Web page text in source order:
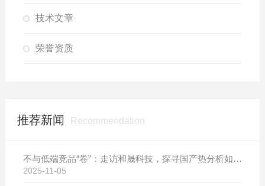
技术文章
荣誉资质
推荐新闻 Recommendation
不与低端竞品“卷”：走访和晟科技，探寻国产热分析如何行稳致远
2025-11-05